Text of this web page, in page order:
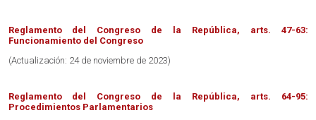
Reglamento del Congreso de la República, arts. 47-63:
Funcionamiento del Congreso
(Actualización: 24 de noviembre de 2023)
Reglamento del Congreso de la República, arts. 64-95:
Procedimientos Parlamentarios